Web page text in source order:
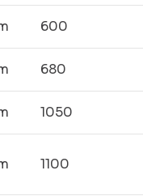
600
680
1050
1100